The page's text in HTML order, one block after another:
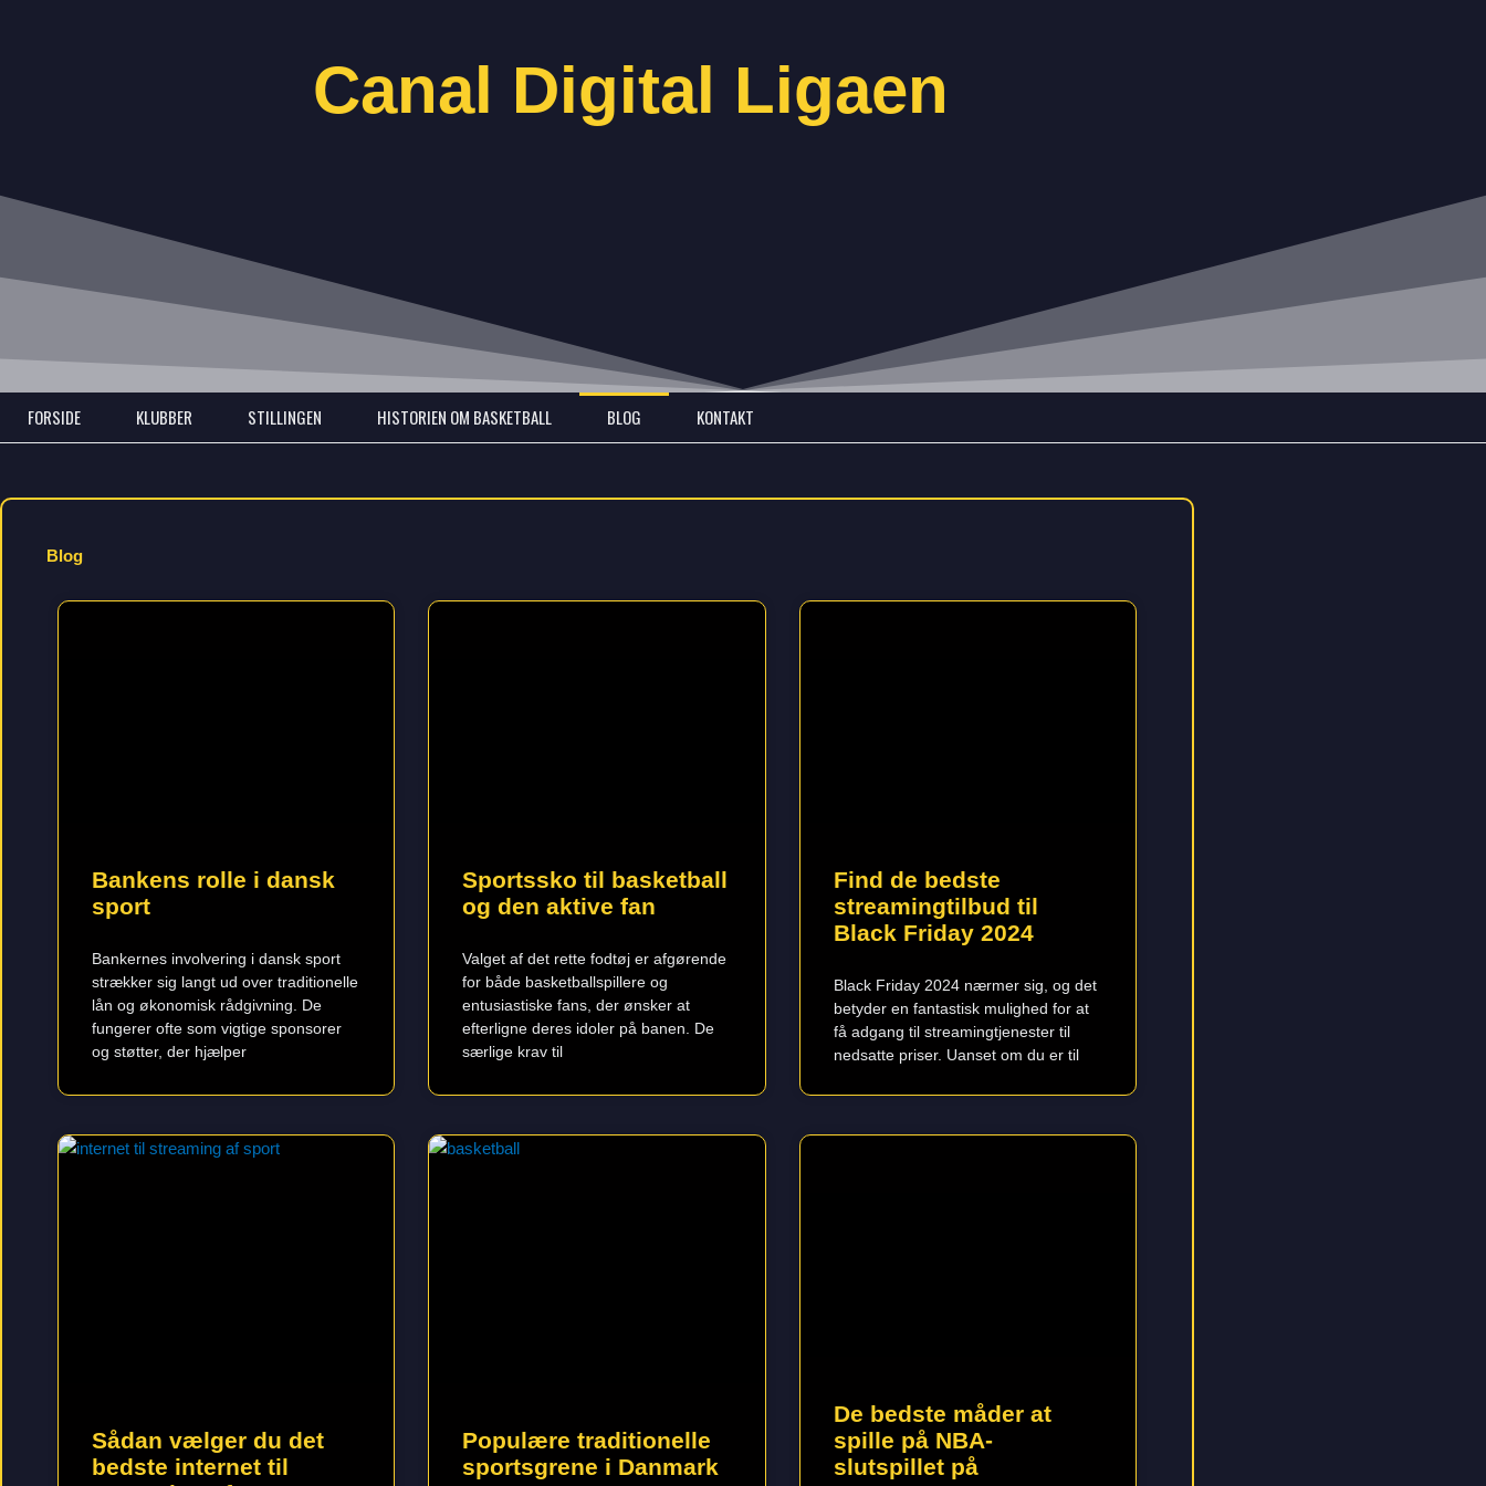
Canal Digital Ligaen
FORSIDE KLUBBER STILLINGEN HISTORIEN OM BASKETBALL BLOG KONTAKT
Blog
Bankens rolle i dansk
sport
Bankernes involvering i dansk sport
strækker sig langt ud over traditionelle
lån og økonomisk rådgivning. De
fungerer ofte som vigtige sponsorer
og støtter, der hjælper
Sportssko til basketball
og den aktive fan
Valget af det rette fodtøj er afgørende
for både basketballspillere og
entusiastiske fans, der ønsker at
efterligne deres idoler på banen. De
særlige krav til
Find de bedste
streamingtilbud til
Black Friday 2024
Black Friday 2024 nærmer sig, og det
betyder en fantastisk mulighed for at
få adgang til streamingtjenester til
nedsatte priser. Uanset om du er til
Sådan vælger du det
bedste internet til
Populære traditionelle
sportsgrene i Danmark
De bedste måder at
spille på NBA-
slutspillet på